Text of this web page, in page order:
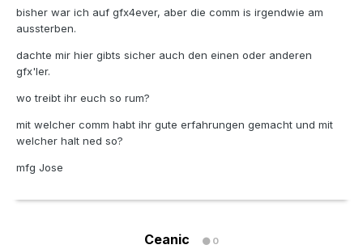
bisher war ich auf gfx4ever, aber die comm is irgendwie am
aussterben.
dachte mir hier gibts sicher auch den einen oder anderen
gfx'ler.
wo treibt ihr euch so rum?
mit welcher comm habt ihr gute erfahrungen gemacht und mit
welcher halt ned so?
mfg Jose
Ceanic 0